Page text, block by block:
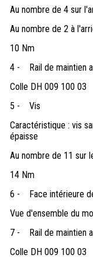
Au nombre de 4 sur
Au nombre de 2 à
10 Nm
4 -
Rail de maintien
Colle DH 009 100 03
5 -
Vis
Caractéristique : vis
épaisse
Au nombre de 11 sur
14 Nm
6 -
Face intérieure
Vue d'ensemble du
7 -
Rail de maintien
Colle DH 009 100 03